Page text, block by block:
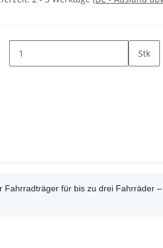
Stk
für bis zu drei Fahrräder